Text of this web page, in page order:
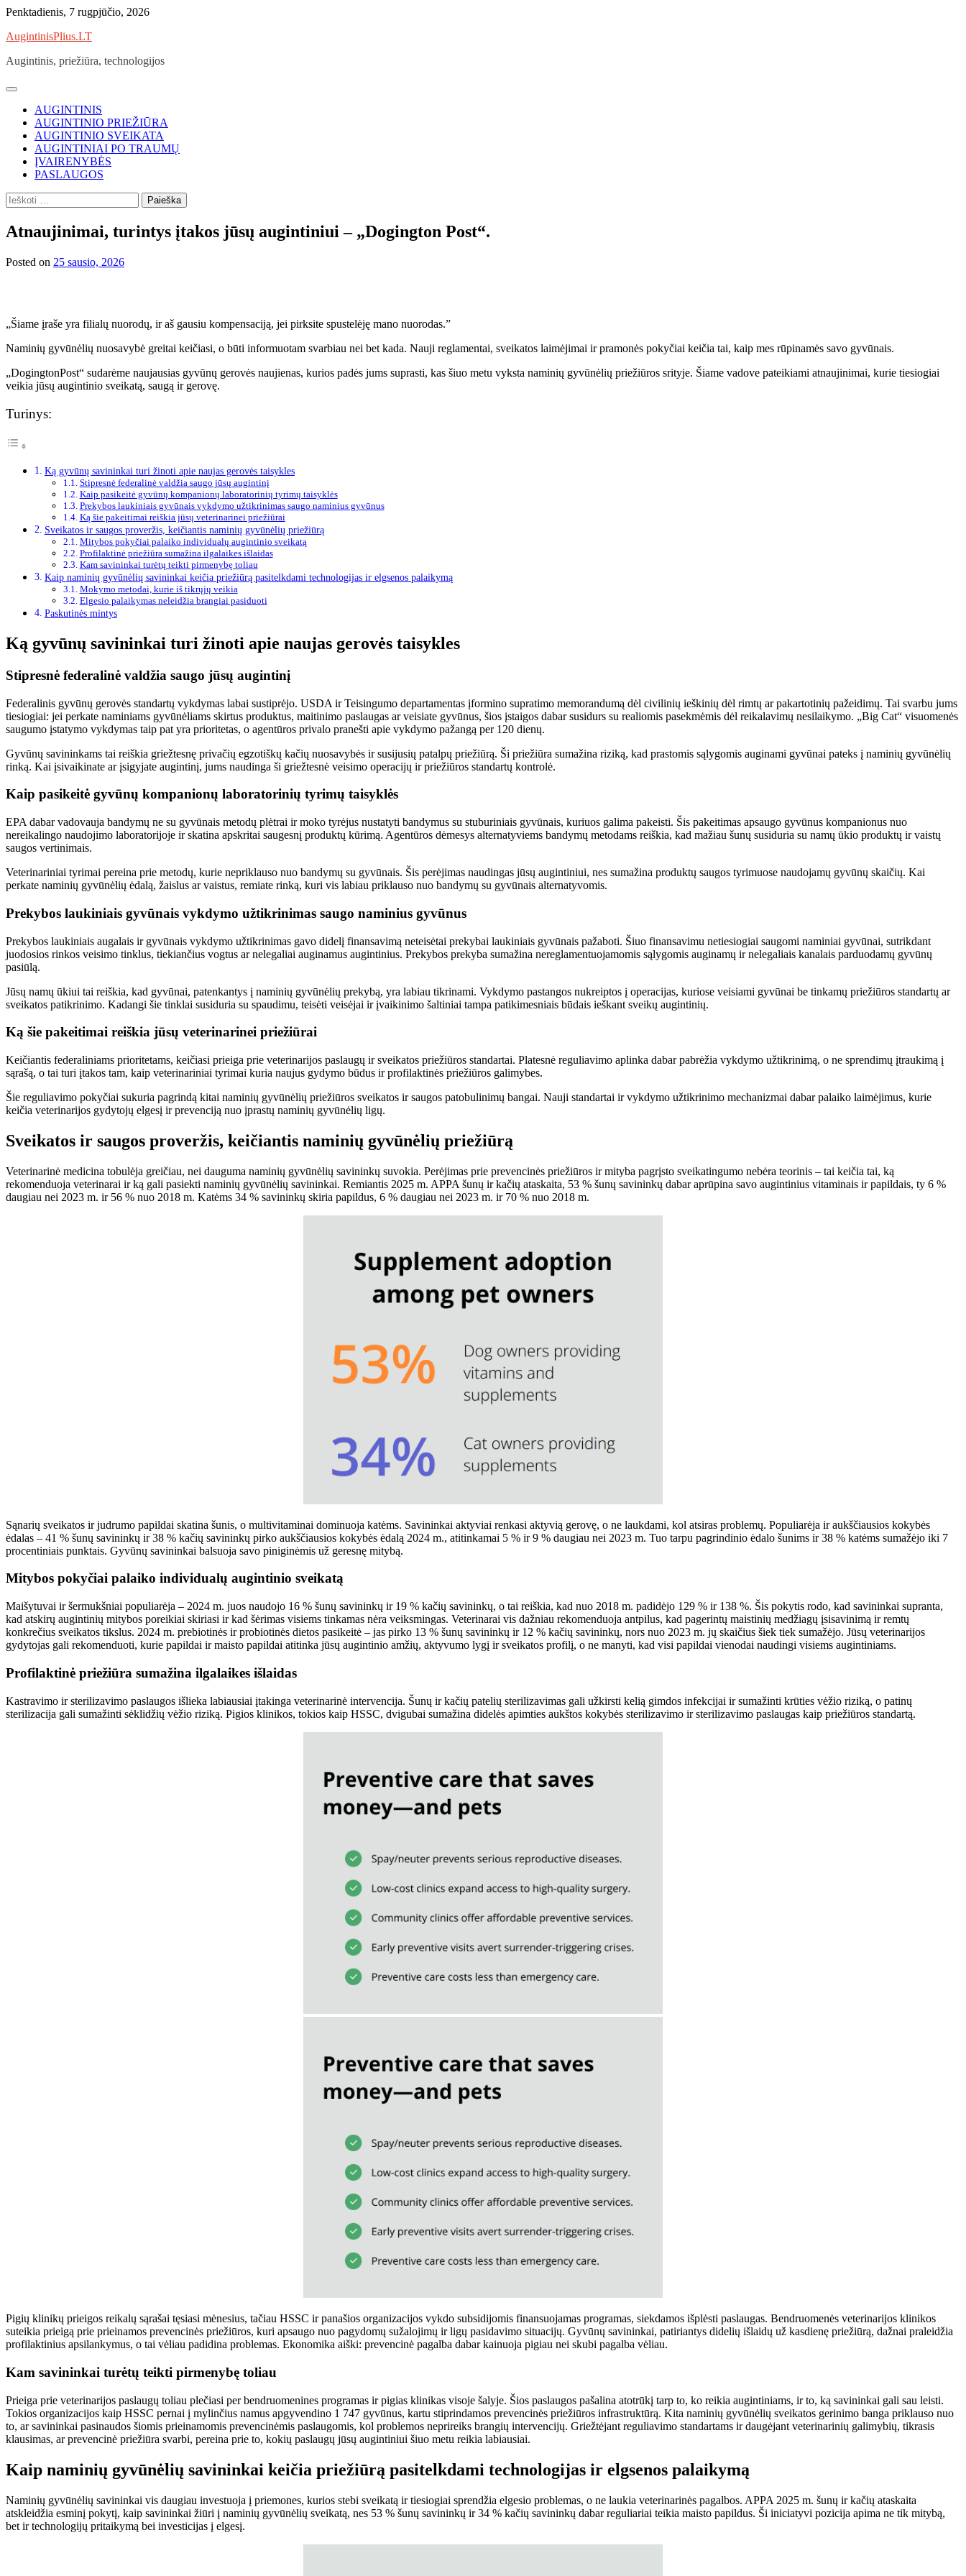
Skip
content
Penktadienis, 7 rugpjūčio, 2026
AugintinisPlius.LT
Augintinis, priežiūra, technologijos
AUGINTINIS
AUGINTINIO PRIEŽIŪRA
AUGINTINIO SVEIKATA
AUGINTINIAI PO TRAUMŲ
ĮVAIRENYBĖS
PASLAUGOS
Ieškoti:
Atnaujinimai, turintys įtakos jūsų augintiniui – „Dogington Post“.
Posted on 25 sausio, 2026
„Šiame įraše yra filialų nuorodų, ir aš gausiu kompensaciją, jei pirksite spustelėję mano nuorodas.”
Naminių gyvūnėlių nuosavybė greitai keičiasi, o būti informuotam svarbiau nei bet kada. Nauji reglamentai, sveikatos laimėjimai ir pramonės pokyčiai keičia tai, kaip mes rūpinamės savo gyvūnais.
„DogingtonPost“ sudarėme naujausias gyvūnų gerovės naujienas, kurios padės jums suprasti, kas šiuo metu vyksta naminių gyvūnėlių priežiūros srityje. Šiame vadove pateikiami atnaujinimai, kurie tiesiogiai
veikia jūsų augintinio sveikatą, saugą ir gerovę.
Turinys:
Ką gyvūnų savininkai turi žinoti apie naujas gerovės taisykles
Stipresnė federalinė valdžia saugo jūsų augintinį
Kaip pasikeitė gyvūnų kompanionų laboratorinių tyrimų taisyklės
Prekybos laukiniais gyvūnais vykdymo užtikrinimas saugo naminius gyvūnus
Ką šie pakeitimai reiškia jūsų veterinarinei priežiūrai
Sveikatos ir saugos proveržis, keičiantis naminių gyvūnėlių priežiūrą
Mitybos pokyčiai palaiko individualų augintinio sveikatą
Profilaktinė priežiūra sumažina ilgalaikes išlaidas
Kam savininkai turėtų teikti pirmenybę toliau
Kaip naminių gyvūnėlių savininkai keičia priežiūrą pasitelkdami technologijas ir elgsenos palaikymą
Mokymo metodai, kurie iš tikrųjų veikia
Elgesio palaikymas neleidžia brangiai pasiduoti
Paskutinės mintys
Ką gyvūnų savininkai turi žinoti apie naujas gerovės taisykles
Stipresnė federalinė valdžia saugo jūsų augintinį
Federalinis gyvūnų gerovės standartų vykdymas labai sustiprėjo. USDA ir Teisingumo departamentas įformino supratimo memorandumą dėl civilinių ieškinių dėl rimtų ar pakartotinių pažeidimų. Tai svarbu jums
tiesiogiai: jei perkate naminiams gyvūnėliams skirtus produktus, maitinimo paslaugas ar veisiate gyvūnus, šios įstaigos dabar susidurs su realiomis pasekmėmis dėl reikalavimų nesilaikymo. „Big Cat“ visuomenės
saugumo įstatymo vykdymas taip pat yra prioritetas, o agentūros privalo pranešti apie vykdymo pažangą per 120 dienų.
Gyvūnų savininkams tai reiškia griežtesnę privačių egzotiškų kačių nuosavybės ir susijusių patalpų priežiūrą. Ši priežiūra sumažina riziką, kad prastomis sąlygomis auginami gyvūnai pateks į naminių gyvūnėlių
rinką. Kai įsivaikinate ar įsigyjate augintinį, jums naudinga ši griežtesnė veisimo operacijų ir priežiūros standartų kontrolė.
Kaip pasikeitė gyvūnų kompanionų laboratorinių tyrimų taisyklės
EPA dabar vadovauja bandymų ne su gyvūnais metodų plėtrai ir moko tyrėjus nustatyti bandymus su stuburiniais gyvūnais, kuriuos galima pakeisti. Šis pakeitimas apsaugo gyvūnus kompanionus nuo
nereikalingo naudojimo laboratorijoje ir skatina apskritai saugesnį produktų kūrimą. Agentūros dėmesys alternatyviems bandymų metodams reiškia, kad mažiau šunų susiduria su namų ūkio produktų ir vaistų
saugos vertinimais.
Veterinariniai tyrimai pereina prie metodų, kurie nepriklauso nuo bandymų su gyvūnais. Šis perėjimas naudingas jūsų augintiniui, nes sumažina produktų saugos tyrimuose naudojamų gyvūnų skaičių. Kai
perkate naminių gyvūnėlių ėdalą, žaislus ar vaistus, remiate rinką, kuri vis labiau priklauso nuo bandymų su gyvūnais alternatyvomis.
Prekybos laukiniais gyvūnais vykdymo užtikrinimas saugo naminius gyvūnus
Prekybos laukiniais augalais ir gyvūnais vykdymo užtikrinimas gavo didelį finansavimą neteisėtai prekybai laukiniais gyvūnais pažaboti. Šiuo finansavimu netiesiogiai saugomi naminiai gyvūnai, sutrikdant
juodosios rinkos veisimo tinklus, tiekiančius vogtus ar nelegaliai auginamus augintinius. Prekybos prekyba sumažina nereglamentuojamomis sąlygomis auginamų ir nelegaliais kanalais parduodamų gyvūnų
pasiūlą.
Jūsų namų ūkiui tai reiškia, kad gyvūnai, patenkantys į naminių gyvūnėlių prekybą, yra labiau tikrinami. Vykdymo pastangos nukreiptos į operacijas, kuriose veisiami gyvūnai be tinkamų priežiūros standartų ar
sveikatos patikrinimo. Kadangi šie tinklai susiduria su spaudimu, teisėti veisėjai ir įvaikinimo šaltiniai tampa patikimesniais būdais ieškant sveikų augintinių.
Ką šie pakeitimai reiškia jūsų veterinarinei priežiūrai
Keičiantis federaliniams prioritetams, keičiasi prieiga prie veterinarijos paslaugų ir sveikatos priežiūros standartai. Platesnė reguliavimo aplinka dabar pabrėžia vykdymo užtikrinimą, o ne sprendimų įtraukimą į
sąrašą, o tai turi įtakos tam, kaip veterinariniai tyrimai kuria naujus gydymo būdus ir profilaktinės priežiūros galimybes.
Šie reguliavimo pokyčiai sukuria pagrindą kitai naminių gyvūnėlių priežiūros sveikatos ir saugos patobulinimų bangai. Nauji standartai ir vykdymo užtikrinimo mechanizmai dabar palaiko laimėjimus, kurie
keičia veterinarijos gydytojų elgesį ir prevenciją nuo įprastų naminių gyvūnėlių ligų.
Sveikatos ir saugos proveržis, keičiantis naminių gyvūnėlių priežiūrą
Veterinarinė medicina tobulėja greičiau, nei dauguma naminių gyvūnėlių savininkų suvokia. Perėjimas prie prevencinės priežiūros ir mityba pagrįsto sveikatingumo nebėra teorinis – tai keičia tai, ką
rekomenduoja veterinarai ir ką gali pasiekti naminių gyvūnėlių savininkai. Remiantis 2025 m. APPA šunų ir kačių ataskaita, 53 % šunų savininkų dabar aprūpina savo augintinius vitaminais ir papildais, ty 6 %
daugiau nei 2023 m. ir 56 % nuo 2018 m. Katėms 34 % savininkų skiria papildus, 6 % daugiau nei 2023 m. ir 70 % nuo 2018 m.
Sąnarių sveikatos ir judrumo papildai skatina šunis, o multivitaminai dominuoja katėms. Savininkai aktyviai renkasi aktyvią gerovę, o ne laukdami, kol atsiras problemų. Populiarėja ir aukščiausios kokybės
ėdalas – 41 % šunų savininkų ir 38 % kačių savininkų pirko aukščiausios kokybės ėdalą 2024 m., atitinkamai 5 % ir 9 % daugiau nei 2023 m. Tuo tarpu pagrindinio ėdalo šunims ir 38 % katėms sumažėjo iki 7
procentiniais punktais. Gyvūnų savininkai balsuoja savo piniginėmis už geresnę mitybą.
Mitybos pokyčiai palaiko individualų augintinio sveikatą
Maišytuvai ir šermukšniai populiarėja – 2024 m. juos naudojo 16 % šunų savininkų ir 19 % kačių savininkų, o tai reiškia, kad nuo 2018 m. padidėjo 129 % ir 138 %. Šis pokytis rodo, kad savininkai supranta,
kad atskirų augintinių mitybos poreikiai skiriasi ir kad šėrimas visiems tinkamas nėra veiksmingas. Veterinarai vis dažniau rekomenduoja antpilus, kad pagerintų maistinių medžiagų įsisavinimą ir remtų
konkrečius sveikatos tikslus. 2024 m. prebiotinės ir probiotinės dietos pasikeitė – jas pirko 13 % šunų savininkų ir 12 % kačių savininkų, nors nuo 2023 m. jų skaičius šiek tiek sumažėjo. Jūsų veterinarijos
gydytojas gali rekomenduoti, kurie papildai ir maisto papildai atitinka jūsų augintinio amžių, aktyvumo lygį ir sveikatos profilį, o ne manyti, kad visi papildai vienodai naudingi visiems augintiniams.
Profilaktinė priežiūra sumažina ilgalaikes išlaidas
Kastravimo ir sterilizavimo paslaugos išlieka labiausiai įtakinga veterinarinė intervencija. Šunų ir kačių patelių sterilizavimas gali užkirsti kelią gimdos infekcijai ir sumažinti krūties vėžio riziką, o patinų
sterilizacija gali sumažinti sėklidžių vėžio riziką. Pigios klinikos, tokios kaip HSSC, dvigubai sumažina didelės apimties aukštos kokybės sterilizavimo ir sterilizavimo paslaugas kaip priežiūros standartą.
Pigių klinikų prieigos reikalų sąrašai tęsiasi mėnesius, tačiau HSSC ir panašios organizacijos vykdo subsidijomis finansuojamas programas, siekdamos išplėsti paslaugas. Bendruomenės veterinarijos klinikos
suteikia prieigą prie prieinamos prevencinės priežiūros, kuri apsaugo nuo pagydomų sužalojimų ir ligų pasidavimo situacijų. Gyvūnų savininkai, patiriantys didelių išlaidų už kasdienę priežiūrą, dažnai praleidžia
profilaktinius apsilankymus, o tai vėliau padidina problemas. Ekonomika aiški: prevencinė pagalba dabar kainuoja pigiau nei skubi pagalba vėliau.
Kam savininkai turėtų teikti pirmenybę toliau
Prieiga prie veterinarijos paslaugų toliau plečiasi per bendruomenines programas ir pigias klinikas visoje šalyje. Šios paslaugos pašalina atotrūkį tarp to, ko reikia augintiniams, ir to, ką savininkai gali sau leisti.
Tokios organizacijos kaip HSSC pernai į mylinčius namus apgyvendino 1 747 gyvūnus, kartu stiprindamos prevencinės priežiūros infrastruktūrą. Kita naminių gyvūnėlių sveikatos gerinimo banga priklauso nuo
to, ar savininkai pasinaudos šiomis prieinamomis prevencinėmis paslaugomis, kol problemos neprireiks brangių intervencijų. Griežtėjant reguliavimo standartams ir daugėjant veterinarinių galimybių, tikrasis
klausimas, ar prevencinė priežiūra svarbi, pereina prie to, kokių paslaugų jūsų augintiniui šiuo metu reikia labiausiai.
Kaip naminių gyvūnėlių savininkai keičia priežiūrą pasitelkdami technologijas ir elgsenos palaikymą
Naminių gyvūnėlių savininkai vis daugiau investuoja į priemones, kurios stebi sveikatą ir tiesiogiai sprendžia elgesio problemas, o ne laukia veterinarinės pagalbos. APPA 2025 m. šunų ir kačių ataskaita
atskleidžia esminį pokytį, kaip savininkai žiūri į naminių gyvūnėlių sveikatą, nes 53 % šunų savininkų ir 34 % kačių savininkų dabar reguliariai teikia maisto papildus. Ši iniciatyvi pozicija apima ne tik mitybą,
bet ir technologijų pritaikymą bei investicijas į elgesį.